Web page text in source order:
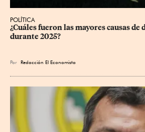
POLÍTICA
¿Cuáles fueron las mayores causas de
durante 2025?
Por Redacción El Economista